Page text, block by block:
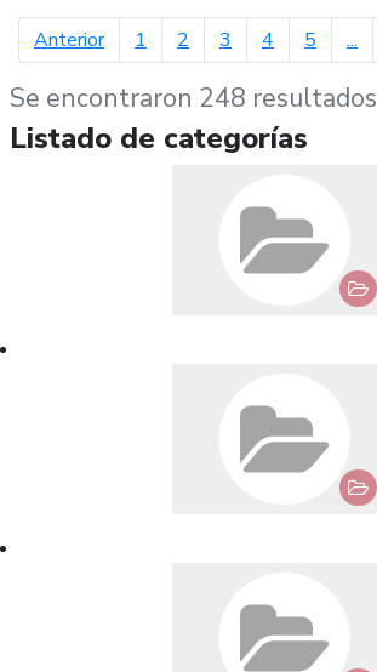
Anteriorpágina anterior
1 2 3 4 5 ...
Se encontraron 248 resultados
Listado de categorías